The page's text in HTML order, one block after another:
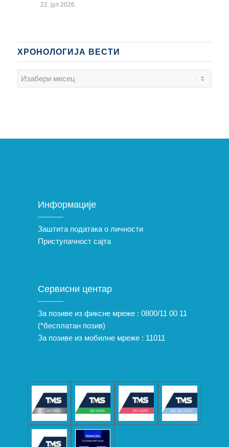
22. јул 2026.
ХРОНОЛОГИЈА ВЕСТИ
Информације
Заштита података о личности
Приступачност сајта
Сервисни центар
За позиве из фиксне мреже : 0800/11 00 11
(*бесплатан позив)
За позиве из мобилне мреже : 11011